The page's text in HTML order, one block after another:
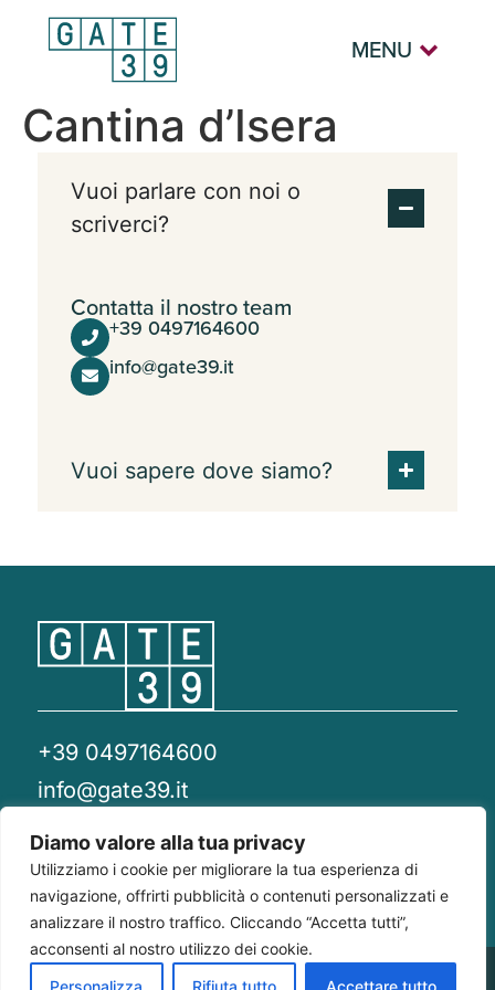
Diamo valore alla tua privacy
Utilizziamo i cookie per migliorare la tua esperienza di
navigazione, offrirti pubblicità o contenuti personalizzati e
analizzare il nostro traffico. Cliccando “Accetta tutti”,
acconsenti al nostro utilizzo dei cookie.
Personalizza
Rifiuta tutto Accettare tutto
MENU
Cantina d’Isera
Vuoi parlare con noi o
scriverci?
Contatta il nostro team
+39 0497164600
info@gate39.it
Vuoi sapere dove siamo?
+39 0497164600
info@gate39.it
gate39@pec.it
Privacy Policy Whistleblowing Compliance 231
Gate 39 Largo Francesco Richini, 2/A 20122 P.Iva/CF